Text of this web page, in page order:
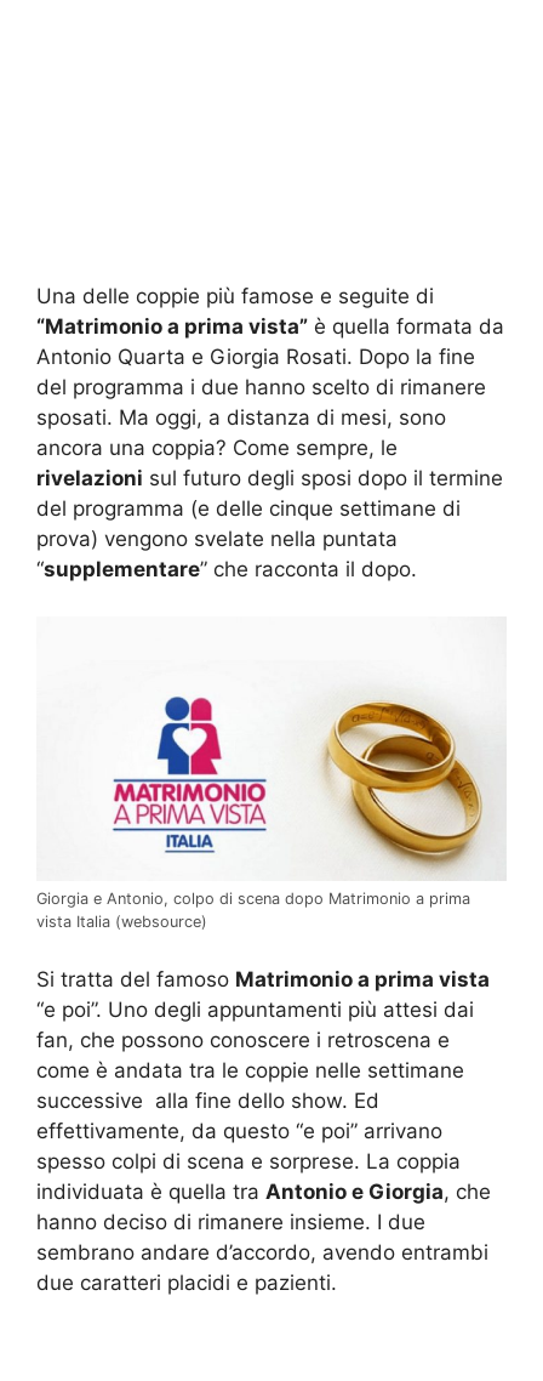
Una delle coppie più famose e seguite di
“Matrimonio a prima vista” è quella formata da
Antonio Quarta e Giorgia Rosati. Dopo la fine
del programma i due hanno scelto di rimanere
sposati. Ma oggi, a distanza di mesi, sono
ancora una coppia? Come sempre, le
rivelazioni sul futuro degli sposi dopo il termine
del programma (e delle cinque settimane di
prova) vengono svelate nella puntata
“supplementare” che racconta il dopo.
Giorgia e Antonio, colpo di scena dopo Matrimonio a prima
vista Italia (websource)
Si tratta del famoso Matrimonio a prima vista
“e poi”. Uno degli appuntamenti più attesi dai
fan, che possono conoscere i retroscena e
come è andata tra le coppie nelle settimane
successive alla fine dello show. Ed
effettivamente, da questo “e poi” arrivano
spesso colpi di scena e sorprese. La coppia
individuata è quella tra Antonio e Giorgia, che
hanno deciso di rimanere insieme. I due
sembrano andare d’accordo, avendo entrambi
due caratteri placidi e pazienti.